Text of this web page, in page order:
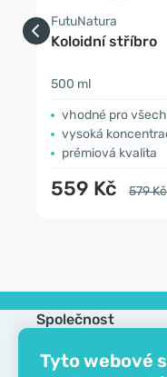
Tyto webové
FutuNatura
Koloidní stříbro
500 ml
vhodné pro
vysoká
prémiová kvalita
559 Kč 579 Kč
Společnost
Kontakt